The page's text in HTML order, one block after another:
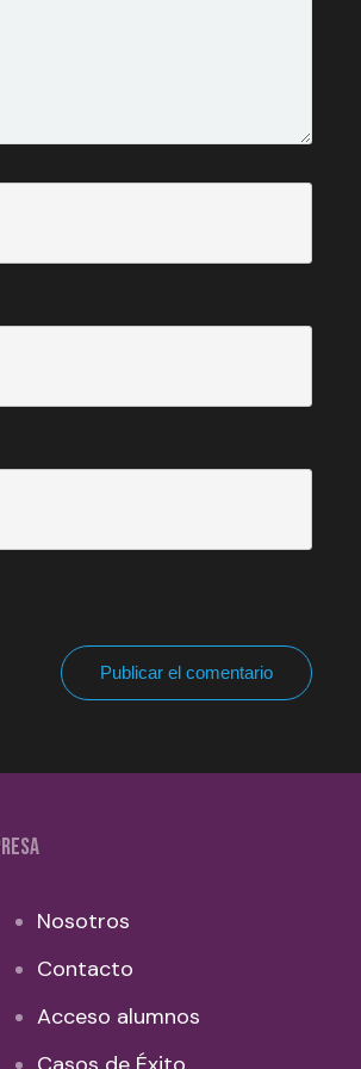
Publicar el comentario
Nosotros
Contacto
Acceso alumnos